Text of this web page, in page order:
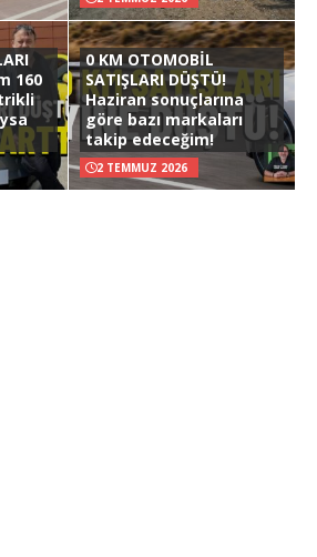
160
0 KM OTOMOBİL
SATIŞLARI DÜŞTÜ!
Haziran sonuçlarına
göre bazı markaları
takip edeceğim!
2 TEMMUZ 2026